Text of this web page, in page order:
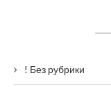
! Без рубрики